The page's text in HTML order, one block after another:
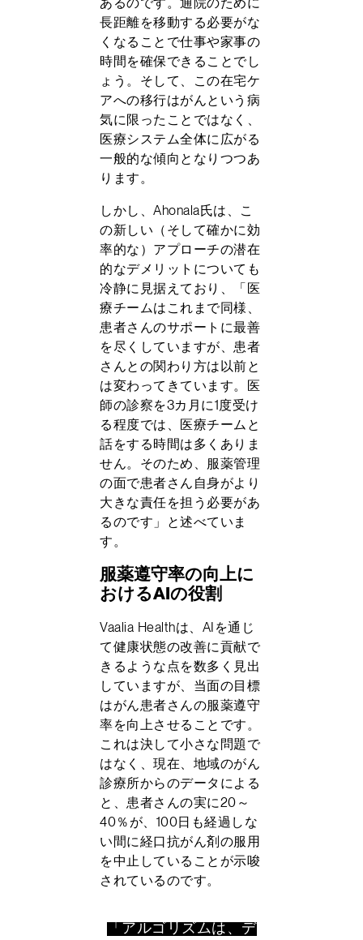
長距離を移動する必要がな
くなることで仕事や家事の
時間を確保できることでし
ょう。そして、この在宅ケ
アへの移行はがんという病
気に限ったことではなく、
医療システム全体に広がる
一般的な傾向となりつつあ
ります。
しかし、Ahonala氏は、こ
の新しい（そして確かに効
率的な）アプローチの潜在
的なデメリットについても
冷静に見据えており、「医
療チームはこれまで同様、
患者さんのサポートに最善
を尽くしていますが、患者
さんとの関わり方は以前と
は変わってきています。医
師の診察を3カ月に1度受け
る程度では、医療チームと
話をする時間は多くありま
せん。そのため、服薬管理
の面で患者さん自身がより
大きな責任を担う必要があ
るのです」と述べていま
す。
服薬遵守率の向上に
おけるAIの役割
Vaalia Healthは、AIを通じ
て健康状態の改善に貢献で
きるような点を数多く見出
していますが、当面の目標
はがん患者さんの服薬遵守
率を向上させることです。
これは決して小さな問題で
はなく、現在、地域のがん
診療所からのデータによる
と、患者さんの実に20～
40％が、100日も経過しな
い間に経口抗がん剤の服用
を中止していることが示唆
されているのです。
「アルゴリズムは、デ